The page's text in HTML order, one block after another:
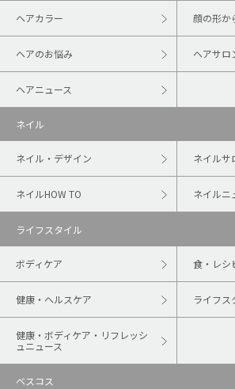
ヘアカラー 顔の形か
ヘアのお悩み ヘアサロ
ヘアニュース
ネイル
ネイル・デザイン ネイルサ
ネイルHOW TO ネイルニ
ライフスタイル
ボディケア 食・レシ
健康・ヘルスケア ライフス
健康・ボディケア・リフレッシ
ュニュース
ベスコス